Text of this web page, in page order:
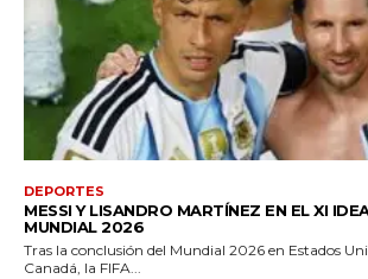
DEPORTES
MESSI Y LISANDRO MARTÍNEZ EN EL XI
MUNDIAL 2026
Tras la conclusión del Mundial 2026 en Estados
Canadá, la FIFA...